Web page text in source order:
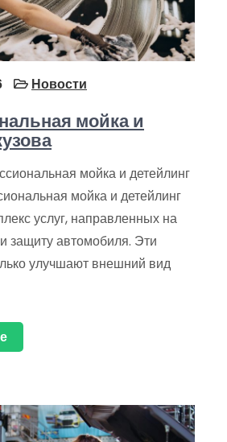
Новости
мойка и
мойка и детейлинг
мойка и детейлинг
услуг, направленных на
защиту автомобиля. Эти
улучшают внешний вид